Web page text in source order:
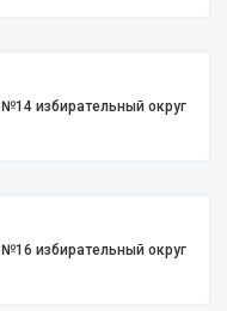
№14 избирательный округ
№16 избирательный округ